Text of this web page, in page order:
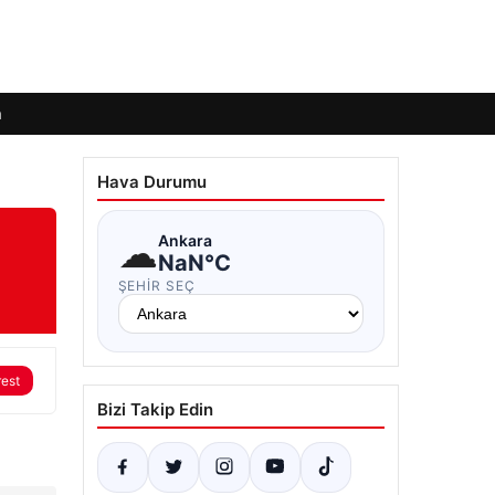
Hava Durumu
☁Ankara
NaN°C
ŞEHIR SEÇ
Bizi Takip Edin